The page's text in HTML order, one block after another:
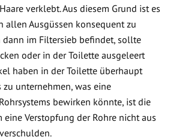
verklebt. Aus diesem Grund ist es
allen Ausgüssen konsequent zu
dann im Filtersieb befindet, sollte
oder in der Toilette ausgeleert
haben in der Toilette überhaupt
unternehmen, was eine
bewirken könnte, ist die
eine Verstopfung der Rohre nicht aus